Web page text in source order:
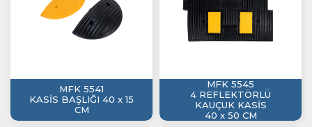
MFK 5541
KASİS BAŞLIĞI 40 x 15
CM
MFK 5545
4 REFLEKTÖRLÜ
KAUÇUK KASİS
40 x 50 CM